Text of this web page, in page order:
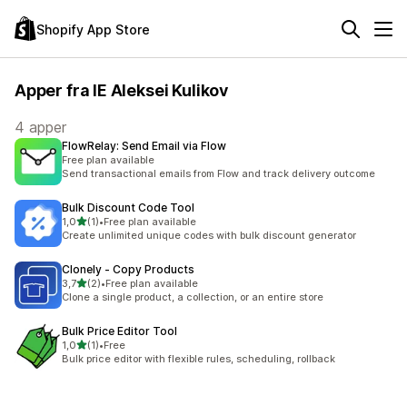
Shopify App Store
Apper fra IE Aleksei Kulikov
4 apper
FlowRelay: Send Email via Flow
Free plan available
Send transactional emails from Flow and track delivery outcome
Bulk Discount Code Tool
1,0av 5 stjerner
(1)
Totalt 1 omtaler
•Free plan available
Create unlimited unique codes with bulk discount generator
Clonely ‑ Copy Products
3,7av 5 stjerner
(2)
Totalt 2 omtaler
•Free plan available
Clone a single product, a collection, or an entire store
Bulk Price Editor Tool
1,0av 5 stjerner
(1)
Totalt 1 omtaler
•Free
Bulk price editor with flexible rules, scheduling, rollback